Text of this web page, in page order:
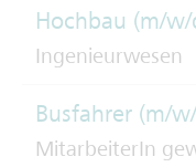
Hochbau (m/w/
Ingenieurwesen
Busfahrer (m/
MitarbeiterIn